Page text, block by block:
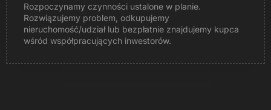
Rozpoczynamy czynności ustalone w planie.
Rozwiązujemy problem, odkupujemy
nieruchomość/udział lub bezpłatnie znajdujemy kupca
wśród współpracujących inwestorów.